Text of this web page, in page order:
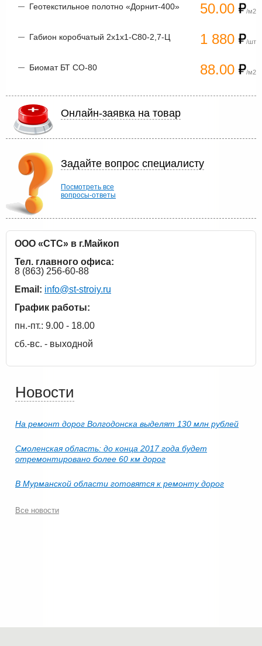
50.00 /м2
Геотекстильное полотно «Дорнит-400»
1 880 /шт
Габион коробчатый 2х1х1-С80-2,7-Ц
88.00 /м2
Биомат БТ СО-80
Онлайн-заявка на товар
Задайте вопрос специалисту
Посмотреть все
вопросы-ответы
ООО «СТС» в г.Майкоп
Тел. главного офиса:
8 (863) 256-60-88
Email: info@st-stroiy.ru
График работы:
пн.-пт.: 9.00 - 18.00
сб.-вс. - выходной
Новости
На ремонт дорог Волгодонска выделят 130 млн рублей
Смоленская область: до конца 2017 года будет
отремонтировано более 60 км дорог
В Мурманской области готовятся к ремонту дорог
Все новости